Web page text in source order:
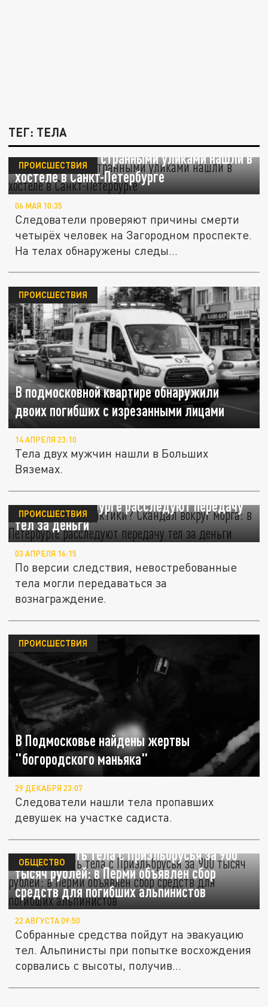
ТЕГ: ТЕЛА
Четыре тела со странными уликами нашли в
хостеле в Санкт-Петербурге
ПРОИСШЕСТВИЯ
06 МАЯ 10:35
Следователи проверяют причины смерти
четырёх человек на Загородном проспекте.
На телах обнаружены следы...
В подмосковной квартире обнаружили
двоих погибших с изрезанными лицами
ПРОИСШЕСТВИЯ
14 АПРЕЛЯ 23:10
Тела двух мужчин нашли в Больших
Вяземах.
Умершие для "практики"? Скандал вокруг
морга: в Петербурге расследуют передачу
тел за деньги
ПРОИСШЕСТВИЯ
03 АПРЕЛЯ 16:15
По версии следствия, невостребованные
тела могли передаваться за
вознаграждение.
В Подмосковье найдены жертвы
"богородского маньяка"
ПРОИСШЕСТВИЯ
29 ДЕКАБРЯ 23:07
Следователи нашли тела пропавших
девушек на участке садиста.
Эвакуировать тела с Приэльбрусья за 900
тысяч рублей: в Перми объявлен сбор
средств для погибших альпинистов
ОБЩЕСТВО
22 АВГУСТА 09:50
Собранные средства пойдут на эвакуацию
тел. Альпинисты при попытке восхождения
сорвались с высоты, получив...